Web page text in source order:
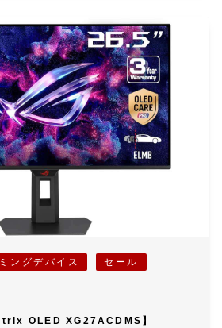
ングデバイス
セール
OLED XG27ACDMS】